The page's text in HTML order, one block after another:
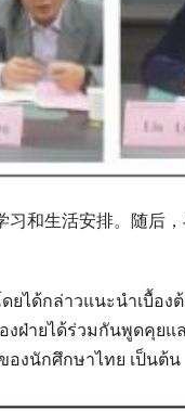
和生活安排。随后
ได้กล่าวแนะนำเบื้อง
ายได้ร่วมกันพูดคุยแล
องนักศึกษาไทย เป็นต้น